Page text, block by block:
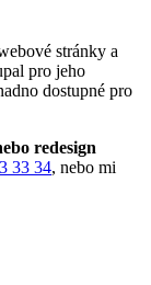
stránky a
pro jeho
dostupné pro
redesign
33 34, nebo mi